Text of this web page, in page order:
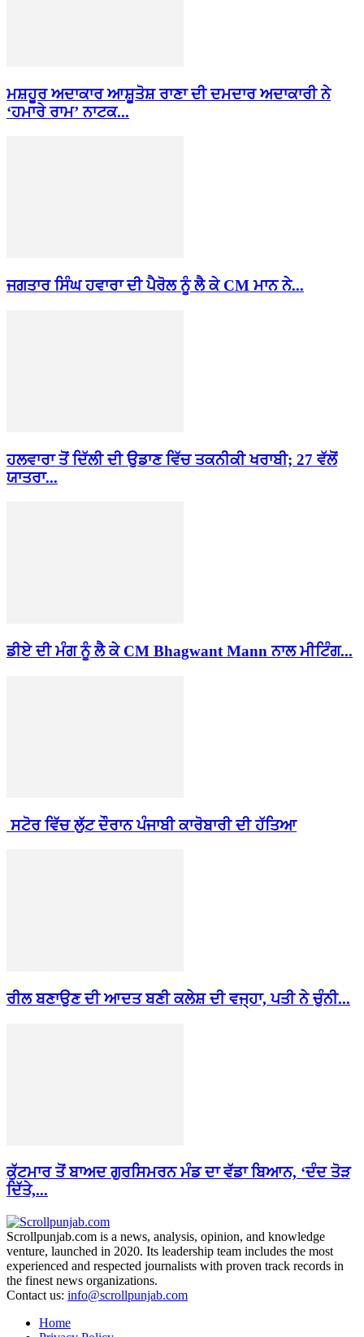
ਮਸ਼ਹੂਰ ਅਦਾਕਾਰ ਆਸ਼ੂਤੋਸ਼ ਰਾਣਾ ਦੀ ਦਮਦਾਰ ਅਦਾਕਾਰੀ ਨੇ
‘ਹਮਾਰੇ ਰਾਮ’ ਨਾਟਕ...
ਜਗਤਾਰ ਸਿੰਘ ਹਵਾਰਾ ਦੀ ਪੈਰੋਲ ਨੂੰ ਲੈ ਕੇ CM ਮਾਨ ਨੇ...
ਹਲਵਾਰਾ ਤੋਂ ਦਿੱਲੀ ਦੀ ਉਡਾਣ ਵਿੱਚ ਤਕਨੀਕੀ ਖਰਾਬੀ; 27 ਵੱਲੋਂ
ਯਾਤਰਾ...
ਡੀਏ ਦੀ ਮੰਗ ਨੂੰ ਲੈ ਕੇ CM Bhagwant Mann ਨਾਲ ਮੀਟਿੰਗ...
ਸਟੋਰ ਵਿੱਚ ਲੁੱਟ ਦੌਰਾਨ ਪੰਜਾਬੀ ਕਾਰੋਬਾਰੀ ਦੀ ਹੱਤਿਆ
ਰੀਲ ਬਣਾਉਣ ਦੀ ਆਦਤ ਬਣੀ ਕਲੇਸ਼ ਦੀ ਵਜ੍ਹਾ, ਪਤੀ ਨੇ ਚੁੰਨੀ...
ਕੁੱਟਮਾਰ ਤੋਂ ਬਾਅਦ ਗੁਰਸਿਮਰਨ ਮੰਡ ਦਾ ਵੱਡਾ ਬਿਆਨ, ‘ਦੰਦ ਤੋੜ
ਦਿੱਤੇ,...
Scrollpunjab.com is a news, analysis, opinion, and knowledge
venture, launched in 2020. Its leadership team includes the most
experienced and respected journalists with proven track records in
the finest news organizations.
Contact us: info@scrollpunjab.com
Home